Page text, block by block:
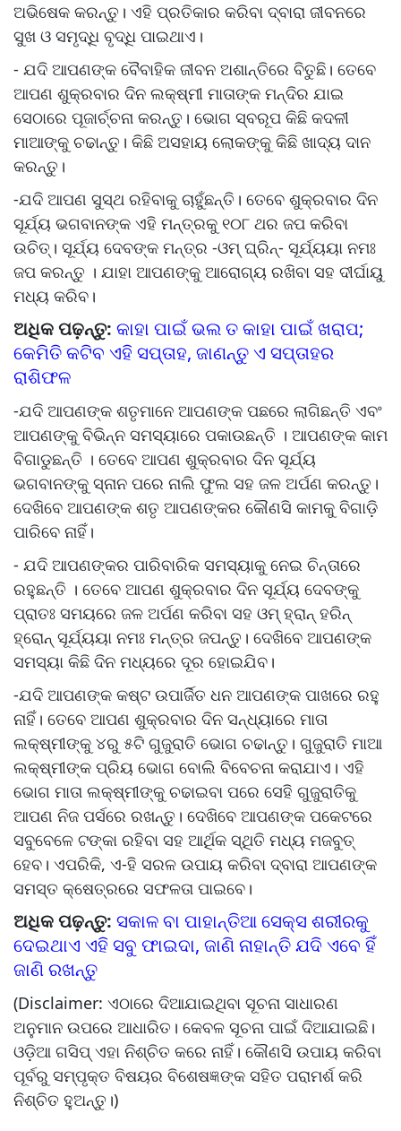
ଅଭିଷେକ କରନ୍ତୁ। ଏହି ପ୍ରତିକାର କରିବା ଦ୍ବାରା ଜୀବନରେ
ସୁଖ ଓ ସମୃଦ୍ଧି ବୃଦ୍ଧି ପାଇଥାଏ।
- ଯଦି ଆପଣଙ୍କ ବୈବାହିକ ଜୀବନ ଅଶାନ୍ତିରେ ବିତୁଛି। ତେବେ
ଆପଣ ଶୁକ୍ରବାର ଦିନ ଲକ୍ଷ୍ମୀ ମାତାଙ୍କ ମନ୍ଦିର ଯାଇ
ସେଠାରେ ପୂଜାର୍ଚ୍ଚନା କରନ୍ତୁ। ଭୋଗ ସ୍ବରୂପ କିଛି କଦଳୀ
ମାଆଙ୍କୁ ଚଢାନ୍ତୁ। କିଛି ଅସହାୟ ଲୋକଙ୍କୁ କିଛି ଖାଦ୍ୟ ଦାନ
କରନ୍ତୁ।
-ଯଦି ଆପଣ ସୁସ୍ଥ ରହିବାକୁ ଚାହୁଁଛନ୍ତି। ତେବେ ଶୁକ୍ରବାର ଦିନ
ସୂର୍ଯ୍ୟ ଭଗବାନଙ୍କ ଏହି ମନ୍ତ୍ରକୁ ୧୦୮ ଥର ଜପ କରିବା
ଉଚିତ୍। ସୂର୍ଯ୍ୟ ଦେବଙ୍କ ମନ୍ତ୍ର -ଓମ୍ ଘ୍ରିନ୍- ସୂର୍ଯ୍ୟୟା ନମଃ
ଜପ କରନ୍ତୁ । ଯାହା ଆପଣଙ୍କୁ ଆରୋଗ୍ୟ ରଖିବା ସହ ଦୀର୍ଘାୟୁ
ମଧ୍ୟ କରିବ।
ଅଧିକ ପଢ଼ନ୍ତୁ: କାହା ପାଇଁ ଭଲ ତ କାହା ପାଇଁ ଖରାପ;
କେମିତି କଟିବ ଏହି ସପ୍ତାହ, ଜାଣନ୍ତୁ ଏ ସପ୍ତାହର
ରାଶିଫଳ
-ଯଦି ଆପଣଙ୍କ ଶତୃମାନେ ଆପଣଙ୍କ ପଛରେ ଲାଗିଛନ୍ତି ଏବଂ
ଆପଣଙ୍କୁ ବିଭିନ୍ନ ସମସ୍ୟାରେ ପକାଉଛନ୍ତି । ଆପଣଙ୍କ କାମ
ବିଗାଡୁଛନ୍ତି । ତେବେ ଆପଣ ଶୁକ୍ରବାର ଦିନ ସୂର୍ଯ୍ୟ
ଭଗବାନଙ୍କୁ ସ୍ନାନ ପରେ ନାଲି ଫୁଲ ସହ ଜଳ ଅର୍ପଣ କରନ୍ତୁ।
ଦେଖିବେ ଆପଣଙ୍କ ଶତୃ ଆପଣଙ୍କର କୌଣସି କାମକୁ ବିଗାଡି଼
ପାରିବେ ନାହିଁ।
- ଯଦି ଆପଣଙ୍କର ପାରିବାରିକ ସମସ୍ୟାକୁ ନେଇ ଚିନ୍ତାରେ
ରହୁଛନ୍ତି । ତେବେ ଆପଣ ଶୁକ୍ରବାର ଦିନ ସୂର୍ଯ୍ୟ ଦେବଙ୍କୁ
ପ୍ରାତଃ ସମୟରେ ଜଳ ଅର୍ପଣ କରିବା ସହ ଓମ୍ ହ୍ରାନ୍ ହରିନ୍
ହ୍ରୋନ୍ ସୂର୍ଯ୍ୟୟା ନମଃ ମନ୍ତ୍ର ଜପନ୍ତୁ। ଦେଖିବେ ଆପଣଙ୍କ
ସମସ୍ୟା କିଛି ଦିନ ମଧ୍ୟରେ ଦୂର ହୋଇଯିବ।
-ଯଦି ଆପଣଙ୍କ କଷ୍ଟ ଉପାର୍ଜିତ ଧନ ଆପଣଙ୍କ ପାଖରେ ରହୁ
ନାହିଁ। ତେବେ ଆପଣ ଶୁକ୍ରବାର ଦିନ ସନ୍ଧ୍ୟାରେ ମାତା
ଲକ୍ଷ୍ମୀଙ୍କୁ ୪ରୁ ୫ଟି ଗୁଜୁରାତି ଭୋଗ ଚଢାନ୍ତୁ। ଗୁଜୁରାତି ମାଆ
ଲକ୍ଷ୍ମୀଙ୍କ ପ୍ରିୟ ଭୋଗ ବୋଲି ବିବେଚନା କରାଯାଏ। ଏହି
ଭୋଗ ମାତା ଲକ୍ଷ୍ମୀଙ୍କୁ ଚଢାଇବା ପରେ ସେହି ଗୁଜୁରାତିକୁ
ଆପଣ ନିଜ ପର୍ସରେ ରଖନ୍ତୁ। ଦେଖିବେ ଆପଣଙ୍କ ପକେଟରେ
ସବୁବେଳେ ଟଙ୍କା ରହିବା ସହ ଆର୍ଥିକ ସ୍ଥିତି ମଧ୍ୟ ମଜବୁତ୍
ହେବ। ଏପରିକି, ଏ-ହି ସରଳ ଉପାୟ କରିବା ଦ୍ବାରା ଆପଣଙ୍କ
ସମସ୍ତ କ୍ଷେତ୍ରରେ ସଫଳତା ପାଇବେ।
ଅଧିକ ପଢ଼ନ୍ତୁ: ସକାଳ ବା ପାହାନ୍ତିଆ ସେକ୍ସ ଶରୀରକୁ
ଦେଇଥାଏ ଏହି ସବୁ ଫାଇଦା, ଜାଣି ନାହାନ୍ତି ଯଦି ଏବେ ହିଁ
ଜାଣି ରଖନ୍ତୁ
(Disclaimer: ଏଠାରେ ଦିଆଯାଇଥିବା ସୂଚନା ସାଧାରଣ
ଅନୁମାନ ଉପରେ ଆଧାରିତ। କେବଳ ସୂଚନା ପାଇଁ ଦିଆଯାଇଛି।
ଓଡ଼ିଆ ଗସିପ୍ ଏହା ନିଶ୍ଚିତ କରେ ନାହିଁ। କୌଣସି ଉପାୟ କରିବା
ପୂର୍ବରୁ ସମ୍ପୃକ୍ତ ବିଷୟର ବିଶେଷଜ୍ଞଙ୍କ ସହିତ ପରାମର୍ଶ କରି
ନିଶ୍ଚିତ ହୁଅନ୍ତୁ।)